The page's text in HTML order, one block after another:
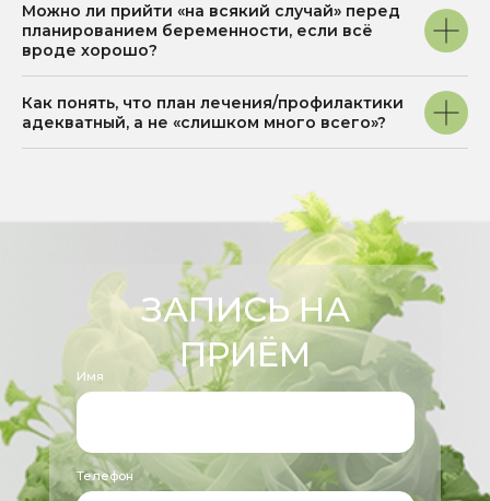
Можно ли прийти «на всякий случай» перед
планированием беременности, если всё
вроде хорошо?
Как понять, что план лечения/профилактики
адекватный, а не «слишком много всего»?